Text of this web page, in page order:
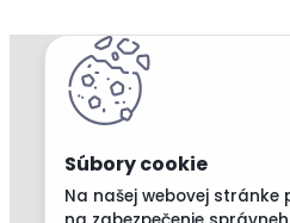
Na našej webovej stránke